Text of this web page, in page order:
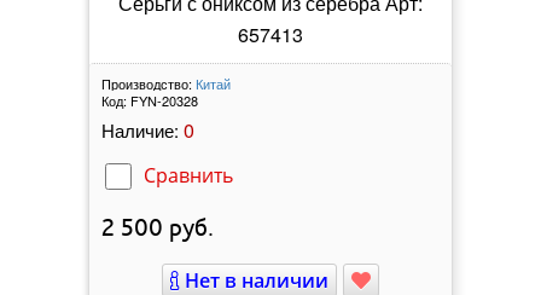
657413
Производство: Китай
Код: FYN-20328
Наличие: 0
Сравнить
2 500 руб.
Нет в наличии